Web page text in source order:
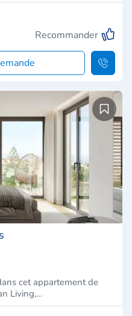
Recommander
cet appartement de
Living,…